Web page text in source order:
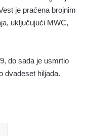
je praćena brojnim
uključujući MWC,
do sada je usmrtio
dvadeset hiljada.